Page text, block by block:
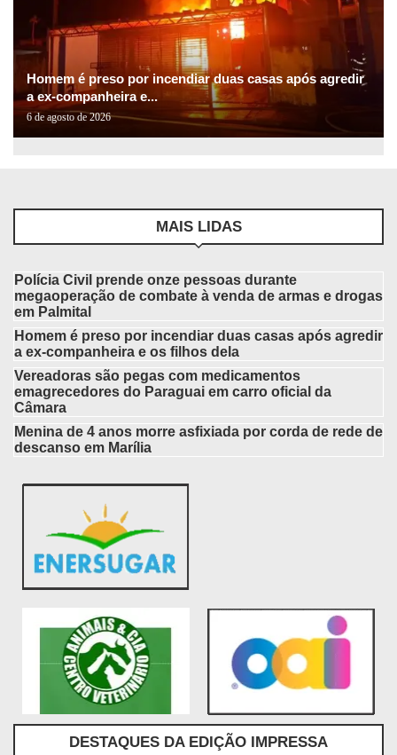
Homem é preso por incendiar duas casas após agredir
a ex-companheira e...
6 de agosto de 2026
MAIS LIDAS
Polícia Civil prende onze pessoas durante
megaoperação de combate à venda de armas e drogas
em Palmital
Homem é preso por incendiar duas casas após agredir
a ex-companheira e os filhos dela
Vereadoras são pegas com medicamentos
emagrecedores do Paraguai em carro oficial da
Câmara
Menina de 4 anos morre asfixiada por corda de rede de
descanso em Marília
DESTAQUES DA EDIÇÃO IMPRESSA